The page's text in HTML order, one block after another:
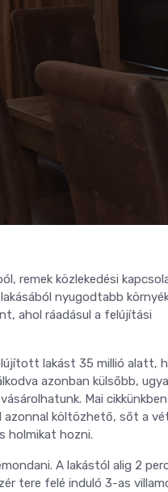
remek közlekedési
nyugodtabb
ahol ráadásul a felújítási
lakást 35 millió alatt,
azonban külsőbb,
Mai
azonnal költözhető, sőt a
holmikat hozni.
A lakástól alig 2
tere felé induló 3-as